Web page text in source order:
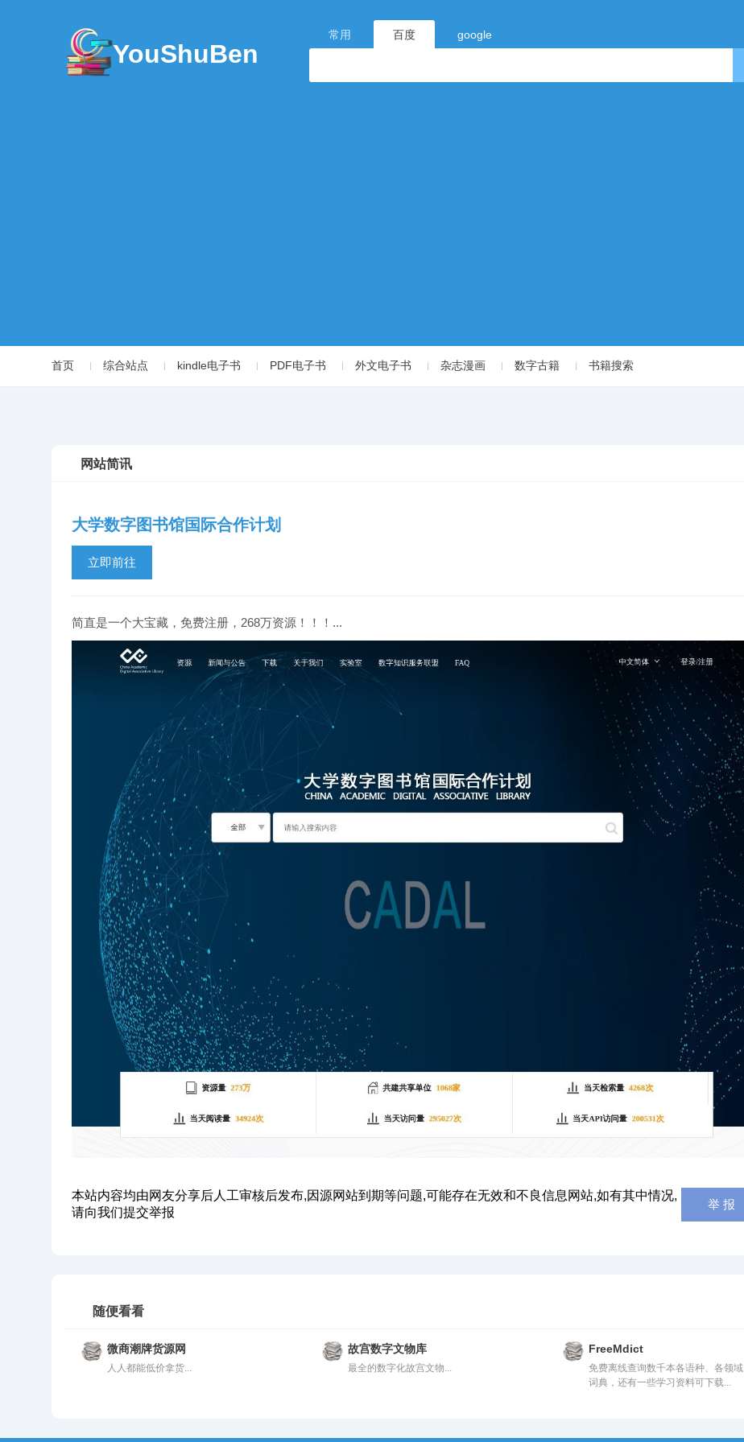
YouShuBen
常用 百度 google
首页 综合站点 kindle电子书 PDF电子书 外文电子书 杂志漫画 数字古籍 书籍搜索
网站简讯
大学数字图书馆国际合作计划
立即前往
简直是一个大宝藏，免费注册，268万资源！！！...
本站内容均由网友分享后人工审核后发布,因源网站到期等问题,可能存在无效和不良信息网站,如有其中情况,
请向我们提交举报
举 报
随便看看
微商潮牌货源网
人人都能低价拿货...
故宫数字文物库
最全的数字化故宫文物...
FreeMdict
免费离线查询数千本各语种、各领域
词典，还有一些学习资料可下载...